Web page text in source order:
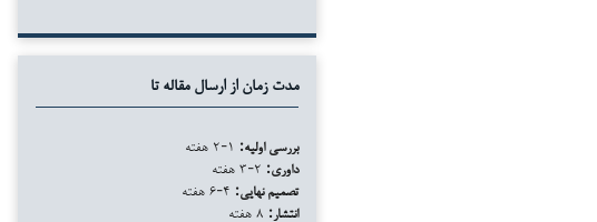
مدت زمان از ارسال مقاله تا
بررسی اولیه:
داوری:
تصمیم نهایی:
انتشار: